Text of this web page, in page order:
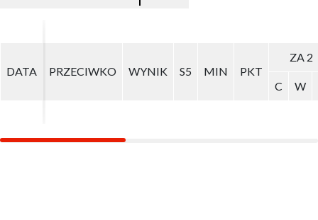
DATA PRZECIWKO WYNIK S5 MIN PKT
ZA 2
C W
DATA PRZECIWKO WYNIK S5 MIN PKT
ZA 2
C W